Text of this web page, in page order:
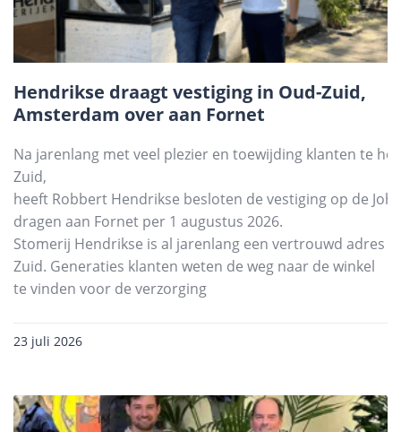
Hendrikse draagt vestiging in Oud-Zuid,
Amsterdam over aan Fornet
Na jarenlang met veel plezier en toewijding klanten te
Zuid,
heeft Robbert Hendrikse besloten de vestiging op de
dragen aan Fornet per 1 augustus 2026.
Stomerij Hendrikse is al jarenlang een vertrouwd adres
Zuid. Generaties klanten weten de weg naar de winkel
te vinden voor de verzorging
23 juli 2026